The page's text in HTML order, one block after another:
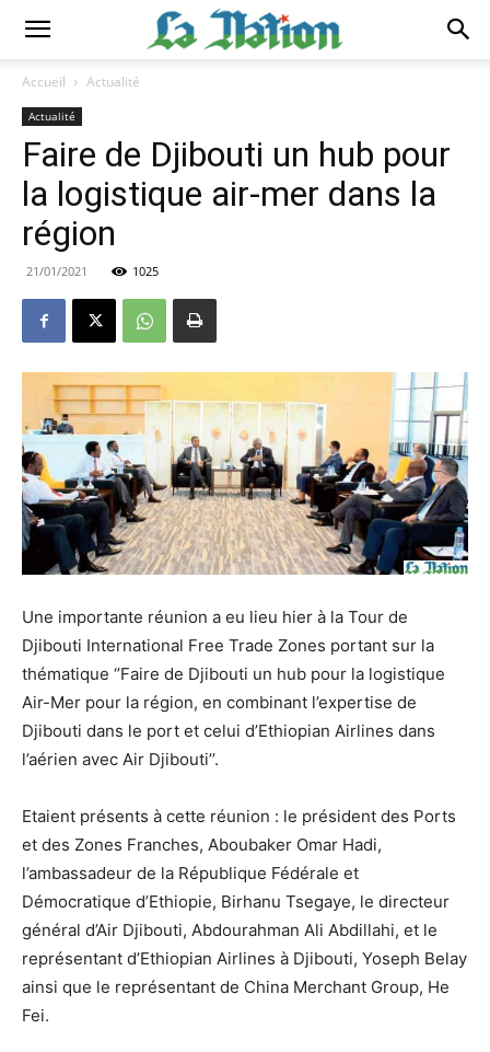
Accueil Actualité
Actualité
Faire de Djibouti un hub pour
la logistique air-mer dans la
région
21/01/2021 1025
Une importante réunion a eu lieu hier à la Tour de
Djibouti International Free Trade Zones portant sur la
thématique ‘’Faire de Djibouti un hub pour la logistique
Air-Mer pour la région, en combinant l’expertise de
Djibouti dans le port et celui d’Ethiopian Airlines dans
l’aérien avec Air Djibouti’’.
Etaient présents à cette réunion : le président des Ports
et des Zones Franches, Aboubaker Omar Hadi,
l’ambassadeur de la République Fédérale et
Démocratique d’Ethiopie, Birhanu Tsegaye, le directeur
général d’Air Djibouti, Abdourahman Ali Abdillahi, et le
représentant d’Ethiopian Airlines à Djibouti, Yoseph Belay
ainsi que le représentant de China Merchant Group, He
Fei.